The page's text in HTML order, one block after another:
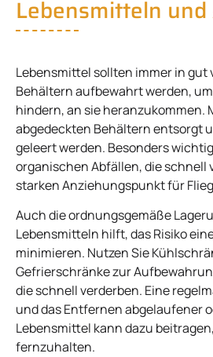
Lebensmitteln
Lebensmittel sollten immer in gut
Behältern aufbewahrt werden,
hindern, an sie heranzukommen.
abgedeckten Behältern entsorgt
geleert werden. Besonders
organischen Abfällen, die schnell
starken Anziehungspunkt für
Auch die ordnungsgemäße
Lebensmitteln hilft, das Risiko
minimieren. Nutzen Sie
Gefrierschränke zur
die schnell verderben. Eine
und das Entfernen abgelaufener
Lebensmittel kann dazu
fernzuhalten.